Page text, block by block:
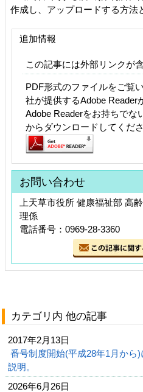
作成し、アップロードする方法
追加情報
この記事には外部リンクが
PDF形式のファイルをご覧
社が提供するAdobe Reader
Adobe Readerをお持ちでな
からダウンロードしてくださ
お問い合わせ
上天草市役所 健康福祉部 高
理係
電話番号：0969-28-3360
カテゴリ内 他の記事
2017年2月13日
番号制度開始(平成28年1月から
説明。
2026年6月26日